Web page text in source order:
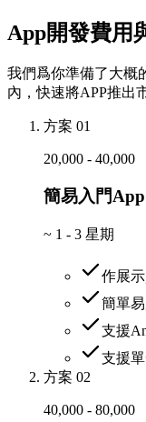
App開發費用
我們爲你準備了大概
內，快速將APP推出
方案 01
20,000 - 40,000
簡易入門App
~ 1 - 3 星期
作展
簡單
支援
支援
方案 02
40,000 - 80,000